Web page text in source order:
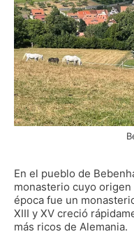
En el pueblo de
monasterio cuyo origen
época fue un
XIII y XV creció
más ricos de Alemania.